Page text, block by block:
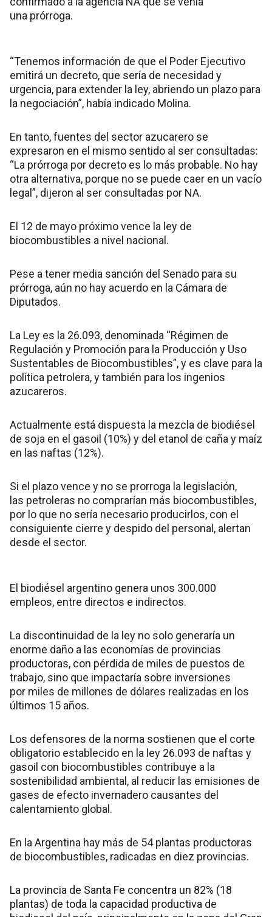
una prórroga.
“Tenemos información de que el Poder Ejecutivo
emitirá un decreto, que sería de necesidad y
urgencia, para extender la ley, abriendo un plazo para
la negociación”, había indicado Molina.
En tanto, fuentes del sector azucarero se
expresaron en el mismo sentido al ser consultadas:
“La prórroga por decreto es lo más probable. No hay
otra alternativa, porque no se puede caer en un vacío
legal”, dijeron al ser consultadas por NA.
El 12 de mayo próximo vence la ley de
biocombustibles a nivel nacional.
Pese a tener media sanción del Senado para su
prórroga, aún no hay acuerdo en la Cámara de
Diputados.
La Ley es la 26.093, denominada “Régimen de
Regulación y Promoción para la Producción y Uso
Sustentables de Biocombustibles”, y es clave para la
política petrolera, y también para los ingenios
azucareros.
Actualmente está dispuesta la mezcla de biodiésel
de soja en el gasoil (10%) y del etanol de caña y maíz
en las naftas (12%).
Si el plazo vence y no se prorroga la legislación,
las petroleras no comprarían más biocombustibles,
por lo que no sería necesario producirlos, con el
consiguiente cierre y despido del personal, alertan
desde el sector.
El biodiésel argentino genera unos 300.000
empleos, entre directos e indirectos.
La discontinuidad de la ley no solo generaría un
enorme daño a las economías de provincias
productoras, con pérdida de miles de puestos de
trabajo, sino que impactaría sobre inversiones
por miles de millones de dólares realizadas en los
últimos 15 años.
Los defensores de la norma sostienen que el corte
obligatorio establecido en la ley 26.093 de naftas y
gasoil con biocombustibles contribuye a la
sostenibilidad ambiental, al reducir las emisiones de
gases de efecto invernadero causantes del
calentamiento global.
En la Argentina hay más de 54 plantas productoras
de biocombustibles, radicadas en diez provincias.
La provincia de Santa Fe concentra un 82% (18
plantas) de toda la capacidad productiva de